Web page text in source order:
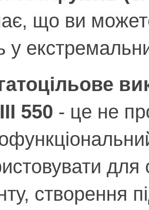
що ви
у
550 - це не
створення